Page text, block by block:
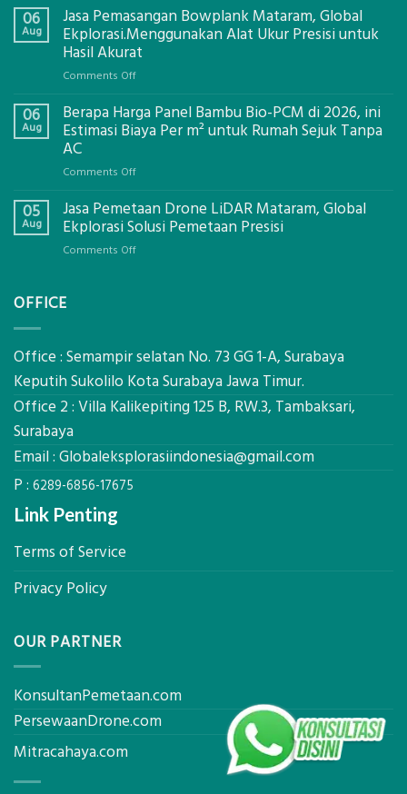
06
Aug
Jasa Pemasangan Bowplank Mataram, Global
Ekplorasi.Menggunakan Alat Ukur Presisi untuk
Hasil Akurat
Comments Offon
Pemasangan
Bowplank
Ukur
Presisi
untuk
06
Aug
Berapa Harga Panel Bambu Bio-PCM di 2026, ini
Estimasi Biaya Per m² untuk Rumah Sejuk Tanpa
AC
Comments Offon
Harga
Panel
Biaya
Per
untuk
Sejuk
Tanpa
05
Aug
Jasa Pemetaan Drone LiDAR Mataram, Global
Ekplorasi Solusi Pemetaan Presisi
Comments Offon
Global
Solusi
Pemetaan
OFFICE
Office : Semampir selatan No. 73 GG 1-A, Surabaya
Keputih Sukolilo Kota Surabaya Jawa Timur.
Office 2 : Villa Kalikepiting 125 B, RW.3, Tambaksari,
Surabaya
Email : Globaleksplorasiindonesia@gmail.com
P : 6289-6856-17675
Link Penting
Terms of Service
Privacy Policy
OUR PARTNER
KonsultanPemetaan.com
PersewaanDrone.com
Mitracahaya.com